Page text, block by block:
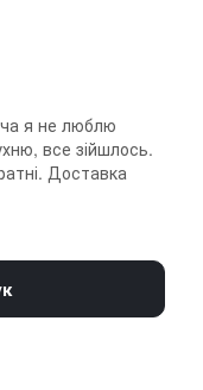
я не люблю
все зійшлось.
Доставка